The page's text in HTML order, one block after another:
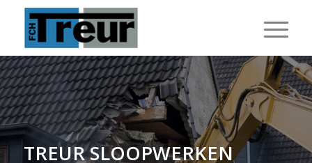
TREUR SLOOPWERKEN